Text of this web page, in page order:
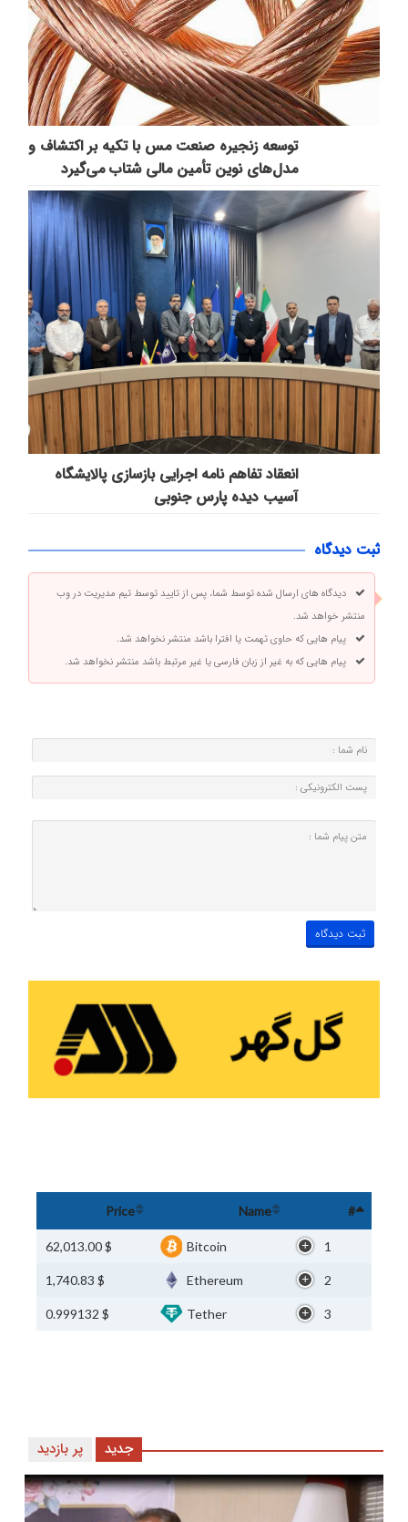
توسعه زنجیره صنعت مس با تکیه بر اکتشاف و
مدل‌های نوین تأمین مالی شتاب می‌گیرد
انعقاد تفاهم نامه اجرایی بازسازی پالایشگاه
آسیب دیده پارس جنوبی
ثبت دیدگاه
دیدگاه های ارسال شده توسط شما، پس از تایید توسط تیم مدیریت در وب
منتشر خواهد شد.
پیام هایی که حاوی تهمت یا افترا باشد منتشر نخواهد شد.
پیام هایی که به غیر از زبان فارسی یا غیر مرتبط باشد منتشر نخواهد شد.
#
Name
Price
1
Bitcoin
$ 62,013.00
2
Ethereum
$ 1,740.83
3
Tether
$ 0.999132
پر بازدید جدید